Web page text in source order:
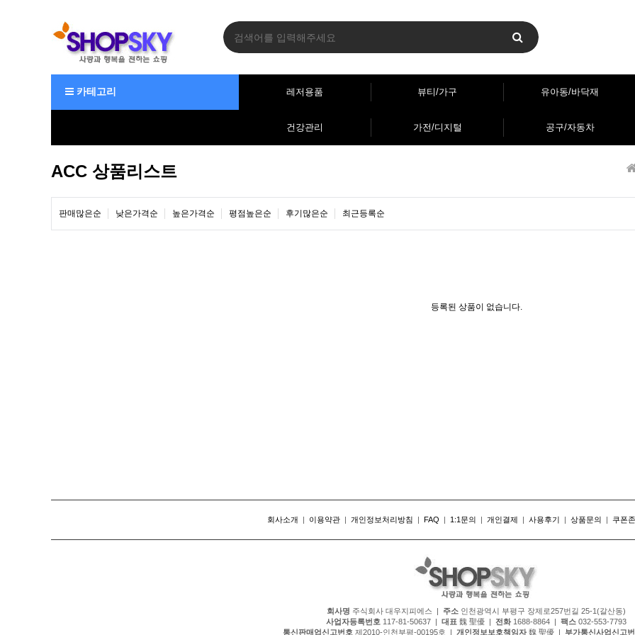
카테고리 레저용품 뷰티/가구 유아동/바닥재
건강관리 가전/디지털 공구/자동차
ACC 상품리스트
판매많은순 낮은가격순 높은가격순 평점높은순 후기많은순 최근등록순
등록된 상품이 없습니다.
회사소개 | 이용약관 | 개인정보처리방침 | FAQ | 1:1문의 | 개인결제 | 사용후기 | 상품문의 | 쿠폰존
회사명 주식회사 대우지피에스 | 주소 인천광역시 부평구 장제로257번길 25-1(갈산동)
사업자등록번호 117-81-50637 | 대표 魏 聖優 | 전화1688-8864 | 팩스 032-553-7793
통신판매업신고번호 제2010-인천부평-00195호 | 개인정보보호책임자魏 聖優 | 부가통신사업신고